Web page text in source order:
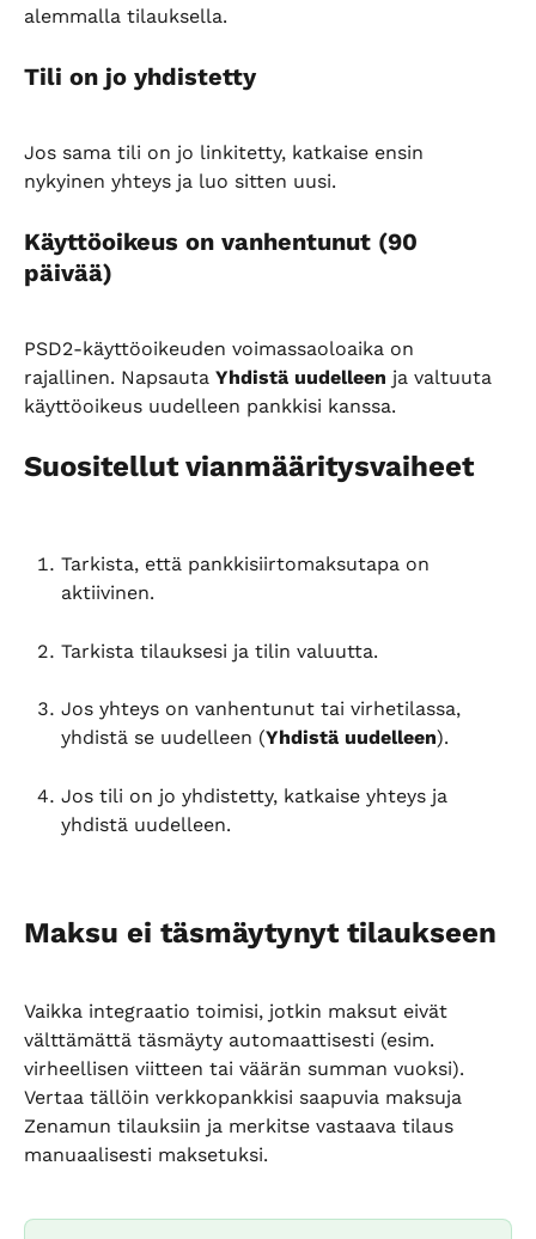
alemmalla tilauksella.
Tili on jo yhdistetty
Jos sama tili on jo linkitetty, katkaise ensin
nykyinen yhteys ja luo sitten uusi.
Käyttöoikeus on vanhentunut (90
päivää)
PSD2-käyttöoikeuden voimassaoloaika on
rajallinen. Napsauta Yhdistä uudelleen ja valtuuta
käyttöoikeus uudelleen pankkisi kanssa.
Suositellut vianmääritysvaiheet
Tarkista, että pankkisiirtomaksutapa on
aktiivinen.
Tarkista tilauksesi ja tilin valuutta.
Jos yhteys on vanhentunut tai virhetilassa,
yhdistä se uudelleen (Yhdistä uudelleen).
Jos tili on jo yhdistetty, katkaise yhteys ja
yhdistä uudelleen.
Maksu ei täsmäytynyt tilaukseen
Vaikka integraatio toimisi, jotkin maksut eivät
välttämättä täsmäyty automaattisesti (esim.
virheellisen viitteen tai väärän summan vuoksi).
Vertaa tällöin verkkopankkisi saapuvia maksuja
Zenamun tilauksiin ja merkitse vastaava tilaus
manuaalisesti maksetuksi.